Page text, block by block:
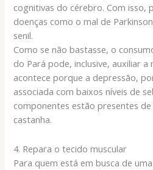
cognitivas do cérebro. Com isso,
doenças como o mal de
senil.
Como se não bastasse, o
do Pará pode, inclusive, auxiliar
acontece porque a depressão,
associada com baixos níveis de
componentes estão presentes
castanha.
4. Repara o tecido muscular
Para quem está em busca de